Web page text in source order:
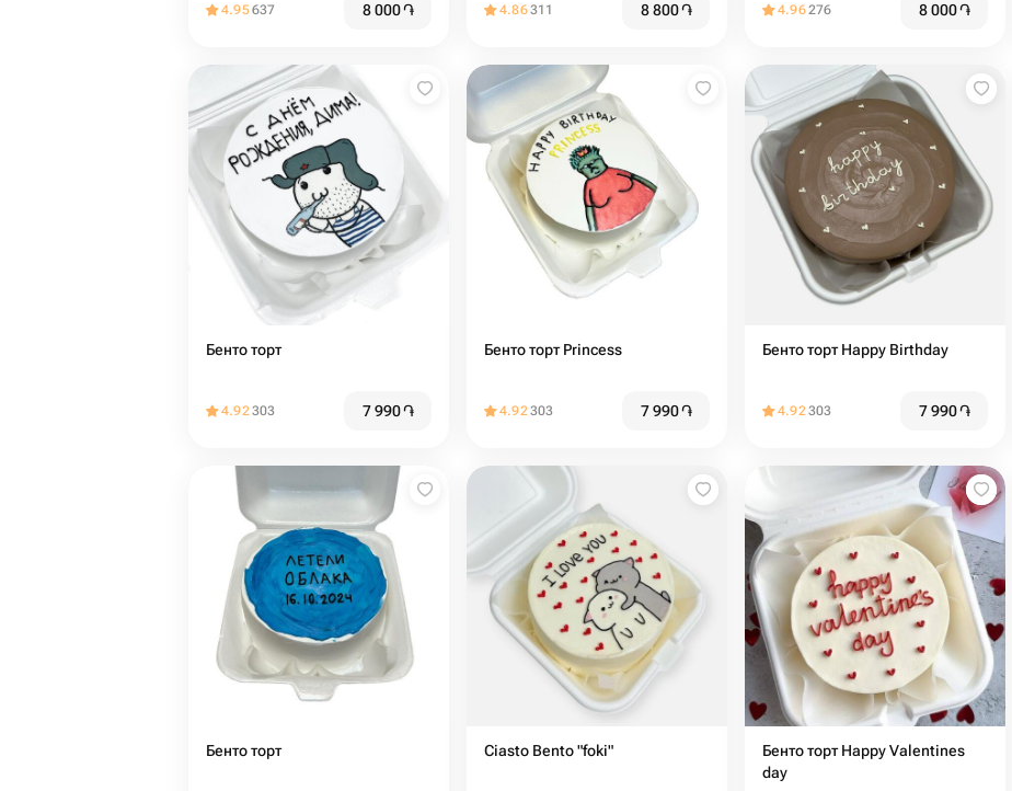
4.95637 8 000֏ 4.86311 8 800֏ 4.96276 8 000֏
Бенто торт
4.92303 7 990֏
Бенто торт Princess
4.92303 7 990֏
Бенто торт Happy Birthday
4.92303 7 990֏
Бенто торт Ciasto Bento "foki"
Бенто торт Happy Valentines
day